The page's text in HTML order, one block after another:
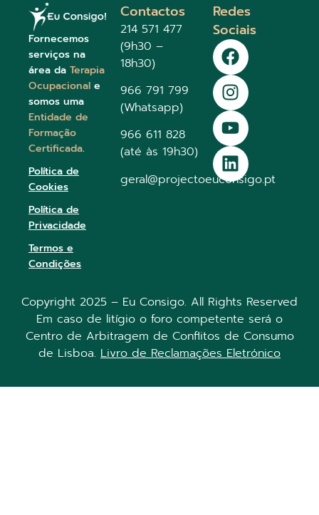
Fornecemos
serviços na
área da Terapia
Ocupacional e
somos uma
Entidade de
Formação
Certificada.
Política de
Cookies
Política de
Privacidade
Termos e
Condições
Contactos
214 571 477
(9h30 –
18h30)
966 791 799
(Whatsapp)
966 611 828
(até às 19h30)
geral@projectoeuconsigo.pt
Redes
Sociais
Copyright 2025 – Eu Consigo. All Rights Reserved
Em caso de litígio o foro competente será o
Centro de Arbitragem de Conflitos de Consumo
de Lisboa. Livro de Reclamações Eletrónico